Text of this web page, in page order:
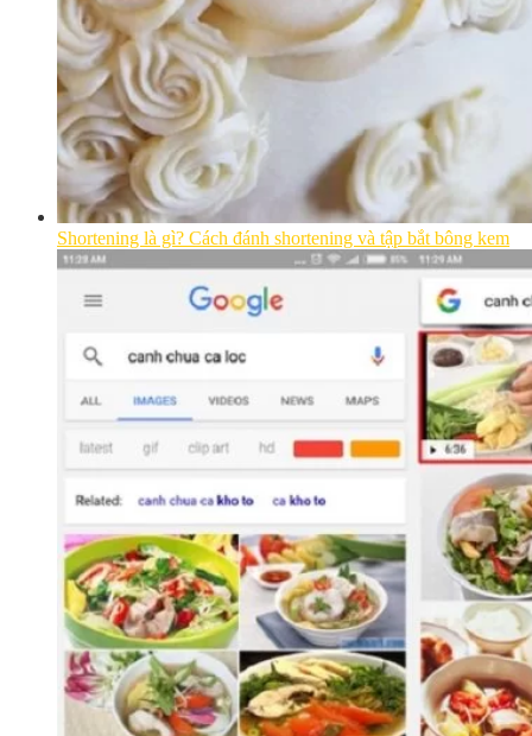
Shortening là gì? Cách đánh shortening và tập bắt bông kem